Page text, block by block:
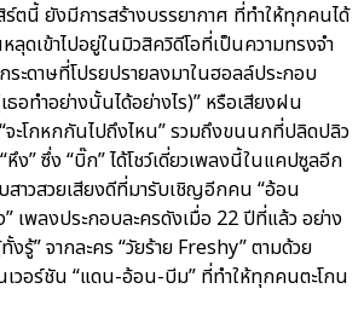
ตนี้ ยังมีการสร้างบรรยากาศ ที่ทำให้ทุกคนได้
ดเข้าไปอยู่ในมิวสิควิดีโอที่เป็นความทรงจำ
ระดาษที่โปรยปรายลงมาในฮอลล์ประกอบ
อทำอย่างนั้นได้อย่างไร)” หรือเสียงฝน
จะโกหกกันไปถึงไหน” รวมถึงขนนกที่ปลิดปลิว
ง” ซึ่ง “บิ๊ก” ได้โชว์เดี่ยวเพลงนี้ในแคปซูลอีก
สาวสวยเสียงดีที่มารับเชิญอีกคน “อ้อน
เพลงประกอบละครดังเมื่อ 22 ปีที่แล้ว อย่าง
งรู้” จากละคร “วัยร้าย Freshy” ตามด้วย
เวอร์ชัน “แดน-อ้อน-บีม” ที่ทำให้ทุกคนตะโกน